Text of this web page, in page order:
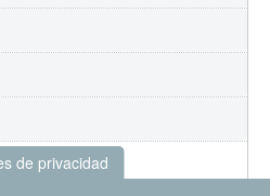
de privacidad